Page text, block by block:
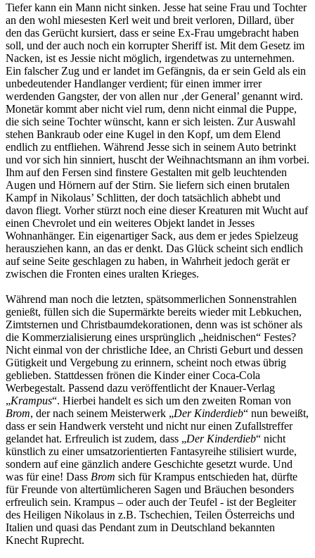
Tiefer kann ein Mann nicht sinken. Jesse hat seine Frau und Tochter
an den wohl miesesten Kerl weit und breit verloren, Dillard, über
den das Gerücht kursiert, dass er seine Ex-Frau umgebracht haben
soll, und der auch noch ein korrupter Sheriff ist. Mit dem Gesetz im
Nacken, ist es Jessie nicht möglich, irgendetwas zu unternehmen.
Ein falscher Zug und er landet im Gefängnis, da er sein Geld als ein
unbedeutender Handlanger verdient; für einen immer irrer
werdenden Gangster, der von allen nur ‚der General’ genannt wird.
Monetär kommt aber nicht viel rum, denn nicht einmal die Puppe,
die sich seine Tochter wünscht, kann er sich leisten. Zur Auswahl
stehen Bankraub oder eine Kugel in den Kopf, um dem Elend
endlich zu entfliehen. Während Jesse sich in seinem Auto betrinkt
und vor sich hin sinniert, huscht der Weihnachtsmann an ihm vorbei.
Ihm auf den Fersen sind finstere Gestalten mit gelb leuchtenden
Augen und Hörnern auf der Stirn. Sie liefern sich einen brutalen
Kampf in Nikolaus’ Schlitten, der doch tatsächlich abhebt und
davon fliegt. Vorher stürzt noch eine dieser Kreaturen mit Wucht auf
einen Chevrolet und ein weiteres Objekt landet in Jesses
Wohnanhänger. Ein eigenartiger Sack, aus dem er jedes Spielzeug
herausziehen kann, an das er denkt. Das Glück scheint sich endlich
auf seine Seite geschlagen zu haben, in Wahrheit jedoch gerät er
zwischen die Fronten eines uralten Krieges.
Während man noch die letzten, spätsommerlichen Sonnenstrahlen
genießt, füllen sich die Supermärkte bereits wieder mit Lebkuchen,
Zimtsternen und Christbaumdekorationen, denn was ist schöner als
die Kommerzialisierung eines ursprünglich „heidnischen“ Festes?
Nicht einmal von der christliche Idee, an Christi Geburt und dessen
Gütigkeit und Vergebung zu erinnern, scheint noch etwas übrig
geblieben. Stattdessen frönen die Kinder einer Coca-Cola
Werbegestalt. Passend dazu veröffentlicht der Knauer-Verlag
„Krampus“. Hierbei handelt es sich um den zweiten Roman von
Brom, der nach seinem Meisterwerk „Der Kinderdieb“ nun beweißt,
dass er sein Handwerk versteht und nicht nur einen Zufallstreffer
gelandet hat. Erfreulich ist zudem, dass „Der Kinderdieb“ nicht
künstlich zu einer umsatzorientierten Fantasyreihe stilisiert wurde,
sondern auf eine gänzlich andere Geschichte gesetzt wurde. Und
was für eine! Dass Brom sich für Krampus entschieden hat, dürfte
für Freunde von altertümlicheren Sagen und Bräuchen besonders
erfreulich sein. Krampus – oder auch der Teufel - ist der Begleiter
des Heiligen Nikolaus in z.B. Tschechien, Teilen Österreichs und
Italien und quasi das Pendant zum in Deutschland bekannten
Knecht Ruprecht.